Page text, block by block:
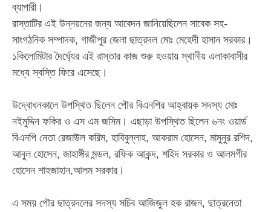
ব্যাপারী।
‎​রাস্তাটির এই উন্নয়নের জন্য আবেদন জানিয়েছিলেন সাবেক সহ-
সাংগঠনিক সম্পাদক, গাজীপুর জেলা ছাত্রদল মোঃ মেহেদী হাসান সরকার।
১কিলোমিটার দৈর্ঘ্যের এই রাস্তার কাজ শুরু হওয়ায় স্থানীয় এলাকাবাসীর
মধ্যে স্বস্তি ফিরে এসেছে।
‎​উদ্বোধনকালে উপস্থিত ছিলেন পৌর বিএনপির আহ্বায়ক সদস্য মোঃ
নইমুদ্দিন ফকির ও এস এম জসিম। এছাড়া উপস্থিত ছিলেন ৬নং ওয়ার্ড
বিএনপি নেতা রেজাউল করিম, হাবিবুল্লাহ, আকরাম হোসেন, মামুনুর রশিদ,
আবুল হোসেন, জাহাঙ্গীর মন্ডল, রফিক আকন্দ, শহিদ সরকার ও আলমগীর
হোসেন শাহজাহান,আলম সরকার।
‎​এ সময় পৌর ছাত্রদলের সদস্য সচিব আজিজুল হক রাজন, ছাত্রনেতা